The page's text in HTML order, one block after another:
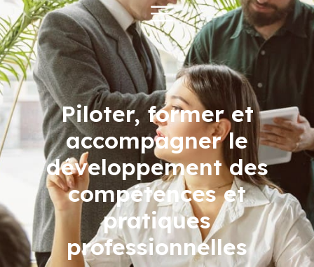
AccueilPiloter, former et
accompagner le
développement des
compétences et
pratiques
professionnelles